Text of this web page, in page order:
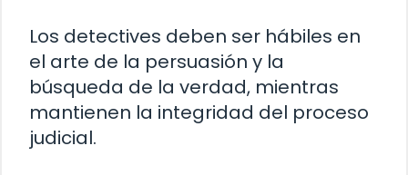
Los detectives deben ser hábiles en
el arte de la persuasión y la
búsqueda de la verdad, mientras
mantienen la integridad del proceso
judicial.